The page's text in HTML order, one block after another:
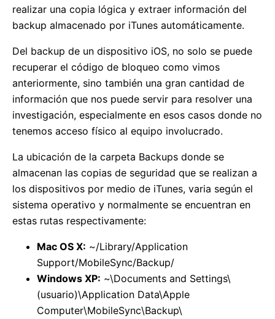
realizar una copia lógica y extraer información del
backup almacenado por iTunes automáticamente.
Del backup de un dispositivo iOS, no solo se puede
recuperar el código de bloqueo como vimos
anteriormente, sino también una gran cantidad de
información que nos puede servir para resolver una
investigación, especialmente en esos casos donde no
tenemos acceso físico al equipo involucrado.
La ubicación de la carpeta Backups donde se
almacenan las copias de seguridad que se realizan a
los dispositivos por medio de iTunes, varia según el
sistema operativo y normalmente se encuentran en
estas rutas respectivamente:
Mac OS X: ~/Library/Application
Support/MobileSync/Backup/
Windows XP: ~\Documents and Settings\
(usuario)\Application Data\Apple
Computer\MobileSync\Backup\